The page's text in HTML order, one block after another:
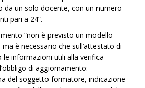
da un solo docente, con un numero
pari a 24”.
“non è previsto un modello
è necessario che sull’attestato di
informazioni utili alla verifica
di aggiornamento:
del soggetto formatore, indicazione